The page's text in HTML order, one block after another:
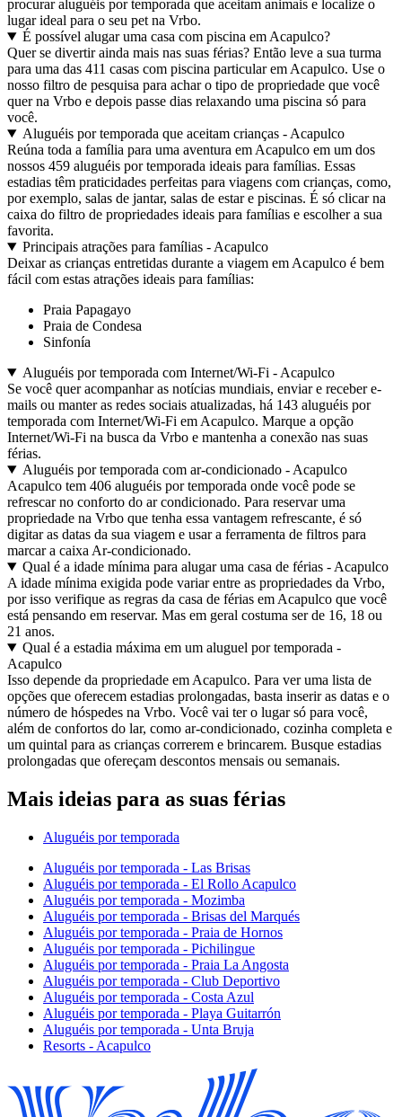
procurar aluguéis por temporada que aceitam animais e localize o
lugar ideal para o seu pet na Vrbo.
É possível alugar uma casa com piscina em Acapulco?
Quer se divertir ainda mais nas suas férias? Então leve a sua turma
para uma das 411 casas com piscina particular em Acapulco. Use o
nosso filtro de pesquisa para achar o tipo de propriedade que você
quer na Vrbo e depois passe dias relaxando uma piscina só para
você.
Aluguéis por temporada que aceitam crianças - Acapulco
Reúna toda a família para uma aventura em Acapulco em um dos
nossos 459 aluguéis por temporada ideais para famílias. Essas
estadias têm praticidades perfeitas para viagens com crianças, como,
por exemplo, salas de jantar, salas de estar e piscinas. É só clicar na
caixa do filtro de propriedades ideais para famílias e escolher a sua
favorita.
Principais atrações para famílias - Acapulco
Deixar as crianças entretidas durante a viagem em Acapulco é bem
fácil com estas atrações ideais para famílias:
Praia Papagayo
Praia de Condesa
Sinfonía
Aluguéis por temporada com Internet/Wi-Fi - Acapulco
Se você quer acompanhar as notícias mundiais, enviar e receber e-
mails ou manter as redes sociais atualizadas, há 143 aluguéis por
temporada com Internet/Wi-Fi em Acapulco. Marque a opção
Internet/Wi-Fi na busca da Vrbo e mantenha a conexão nas suas
férias.
Aluguéis por temporada com ar-condicionado - Acapulco
Acapulco tem 406 aluguéis por temporada onde você pode se
refrescar no conforto do ar condicionado. Para reservar uma
propriedade na Vrbo que tenha essa vantagem refrescante, é só
digitar as datas da sua viagem e usar a ferramenta de filtros para
marcar a caixa Ar-condicionado.
Qual é a idade mínima para alugar uma casa de férias - Acapulco
A idade mínima exigida pode variar entre as propriedades da Vrbo,
por isso verifique as regras da casa de férias em Acapulco que você
está pensando em reservar. Mas em geral costuma ser de 16, 18 ou
21 anos.
Qual é a estadia máxima em um aluguel por temporada -
Acapulco
Isso depende da propriedade em Acapulco. Para ver uma lista de
opções que oferecem estadias prolongadas, basta inserir as datas e o
número de hóspedes na Vrbo. Você vai ter o lugar só para você,
além de confortos do lar, como ar-condicionado, cozinha completa e
um quintal para as crianças correrem e brincarem. Busque estadias
prolongadas que ofereçam descontos mensais ou semanais.
Mais ideias para as suas férias
Aluguéis por temporada
Aluguéis por temporada - Las Brisas
Aluguéis por temporada - El Rollo Acapulco
Aluguéis por temporada - Mozimba
Aluguéis por temporada - Brisas del Marqués
Aluguéis por temporada - Praia de Hornos
Aluguéis por temporada - Pichilingue
Aluguéis por temporada - Praia La Angosta
Aluguéis por temporada - Club Deportivo
Aluguéis por temporada - Costa Azul
Aluguéis por temporada - Playa Guitarrón
Aluguéis por temporada - Unta Bruja
Resorts - Acapulco